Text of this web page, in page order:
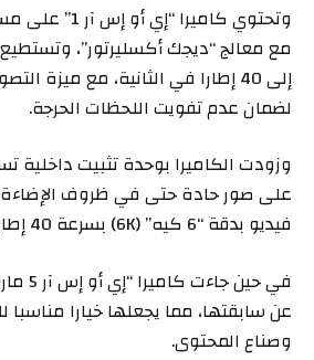
مع معالج “ديجك أكسليرتور”،
إلى 40 إطارا في الثانية، مع ميزة
لضمان عدم تفويت اللحظات الحرجة.
وزودت الكاميرا بوحدة تثبيت
على صور حادة حتى في ظروف
فيديو بدقة “6 كيه” (6K) بسرعة 40 إطارا في الثانية.
عن سابقتها، مما يجعلها خيارا مناسبا
وصناع المحتوى.